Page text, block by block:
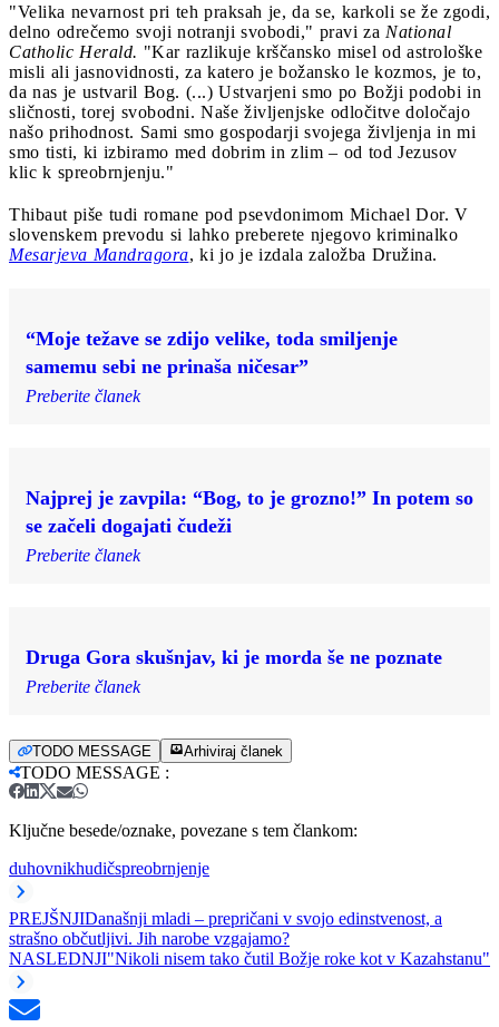
"Velika nevarnost pri teh praksah je, da se, karkoli se že zgodi,
delno odrečemo svoji notranji svobodi," pravi za National
Catholic Herald. "Kar razlikuje krščansko misel od astrološke
misli ali jasnovidnosti, za katero je božansko le kozmos, je to,
da nas je ustvaril Bog. (...) Ustvarjeni smo po Božji podobi in
sličnosti, torej svobodni. Naše življenjske odločitve določajo
našo prihodnost. Sami smo gospodarji svojega življenja in mi
smo tisti, ki izbiramo med dobrim in zlim ‒ od tod Jezusov
klic k spreobrnjenju."
Thibaut piše tudi romane pod psevdonimom Michael Dor. V
slovenskem prevodu si lahko preberete njegovo kriminalko
Mesarjeva Mandragora, ki jo je izdala založba Družina.
“Moje težave se zdijo velike, toda smiljenje
samemu sebi ne prinaša ničesar”
Preberite članek
Najprej je zavpila: “Bog, to je grozno!” In potem so
se začeli dogajati čudeži
Preberite članek
Druga Gora skušnjav, ki je morda še ne poznate
Preberite članek
TODO MESSAGE Arhiviraj članek
TODO MESSAGE :
Ključne besede/oznake, povezane s tem člankom:
duhovnikhudičspreobrnjenje
PREJŠNJIDanašnji mladi – prepričani v svojo edinstvenost, a
strašno občutljivi. Jih narobe vzgajamo?
NASLEDNJI"Nikoli nisem tako čutil Božje roke kot v Kazahstanu"